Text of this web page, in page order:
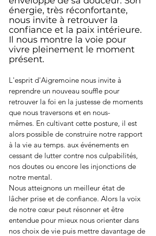
énergie, très réconfortante,
nous invite à retrouver la
confiance et la paix intérieure.
Il nous montre la voie pour
vivre pleinement le moment
présent.
L'esprit d'Aigremoine nous invite à
reprendre un nouveau souffle pour
retrouver la foi en la justesse de moments
que nous traversons et en nous-
mêmes. En cultivant cette posture, il est
alors possible de construire notre rapport
à la vie au temps. aux événements en
cessant de lutter contre nos culpabilités,
nos doutes ou encore les injonctions de
notre mental.
Nous atteignons un meilleur état de
lâcher prise et de confiance. Alors la voix
de notre cœur peut résonner et être
entendue pour mieux nous orienter dans
nos choix de vie puis mettre davantage de